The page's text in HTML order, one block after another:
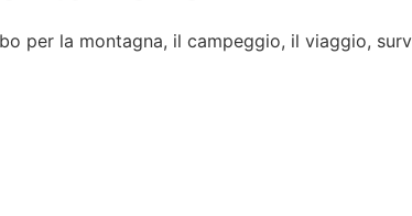
per la montagna, il campeggio, il viaggio,